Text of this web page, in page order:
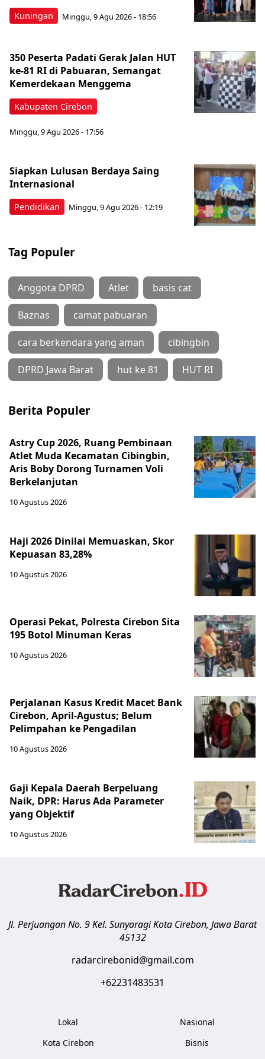
Kuningan Minggu, 9 Agu 2026 - 18:56
Kabupaten Cirebon
350 Peserta Padati Gerak Jalan HUT
ke-81 RI di Pabuaran, Semangat
Kemerdekaan Menggema
Minggu, 9 Agu 2026 - 17:56
Pendidikan
Siapkan Lulusan Berdaya Saing
Internasional
Minggu, 9 Agu 2026 - 12:19
Tag Populer
Anggota DPRD Atlet basis cat
Baznas camat pabuaran
cara berkendara yang aman cibingbin
DPRD Jawa Barat hut ke 81 HUT RI
Berita Populer
Astry Cup 2026, Ruang Pembinaan
Atlet Muda Kecamatan Cibingbin,
Aris Boby Dorong Turnamen Voli
Berkelanjutan
10 Agustus 2026
Haji 2026 Dinilai Memuaskan, Skor
Kepuasan 83,28%
10 Agustus 2026
Operasi Pekat, Polresta Cirebon Sita
195 Botol Minuman Keras
10 Agustus 2026
Perjalanan Kasus Kredit Macet Bank
Cirebon, April-Agustus; Belum
Pelimpahan ke Pengadilan
10 Agustus 2026
Gaji Kepala Daerah Berpeluang
Naik, DPR: Harus Ada Parameter
yang Objektif
10 Agustus 2026
Jl. Perjuangan No. 9 Kel. SunyaragiKota Cirebon, Jawa Barat
45132
radarcirebonid@gmail.com
+62231483531
Lokal
Kota Cirebon
Nasional
Bisnis